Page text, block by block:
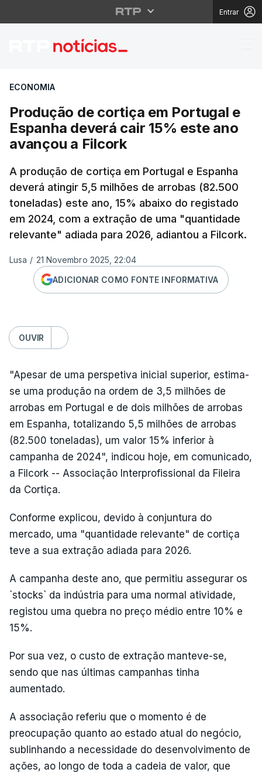
Entrar
Produção de cortiça
ECONOMIA
Produção de cortiça em Portugal e
Espanha deverá cair 15% este ano
avançou a Filcork
A produção de cortiça em Portugal e Espanha
deverá atingir 5,5 milhões de arrobas (82.500
toneladas) este ano, 15% abaixo do registado
em 2024, com a extração de uma "quantidade
relevante" adiada para 2026, adiantou a Filcork.
Lusa / 21 Novembro 2025, 22:04
ADICIONAR COMO FONTE INFORMATIVA
OUVIR
"Apesar de uma perspetiva inicial superior, estima-
se uma produção na ordem de 3,5 milhões de
arrobas em Portugal e de dois milhões de arrobas
em Espanha, totalizando 5,5 milhões de arrobas
(82.500 toneladas), um valor 15% inferior à
campanha de 2024", indicou hoje, em comunicado,
a Filcork -- Associação Interprofissional da Fileira
da Cortiça.
Conforme explicou, devido à conjuntura do
mercado, uma "quantidade relevante" de cortiça
teve a sua extração adiada para 2026.
A campanha deste ano, que permitiu assegurar os
`stocks` da indústria para uma normal atividade,
registou uma quebra no preço médio entre 10% e
15%.
Por sua vez, o custo de extração manteve-se,
sendo que nas últimas campanhas tinha
aumentado.
A associação referiu que o momento é de
preocupação quanto ao estado atual do negócio,
sublinhando a necessidade do desenvolvimento de
ações, ao longo de toda a cadeia de valor, que